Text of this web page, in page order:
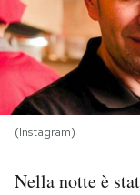
NEWSLETTER
I MIEI
SHOP
(Instagram)
Nella notte è